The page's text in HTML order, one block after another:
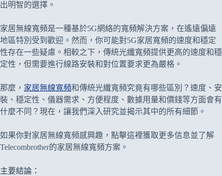
出明智的選擇。
家居無線寬頻是一種基於5G網絡的寬頻解決方案，在遙遠偏遠
地區特別受到歡迎。然而，你可能對5G家居寬頻的速度和穩定
性存在一些疑慮。相較之下，傳統光纖寬頻提供更高的速度和穩
定性，但需要進行線路安裝和對位置要求更為嚴格。
那麼， 家居無線寬頻和傳統光纖寬頻究竟有哪些區別？速度、安
裝、穩定性、儀器需求、方便程度、數據用量和價錢等方面會有
什麼不同？現在，讓我們深入研究並揭示其中的所有細節。
如果你對家居無線寬頻感興趣，點擊這裡獲取更多信息並了解
Telecombrother的家居無線寬頻方案。
主要結論：